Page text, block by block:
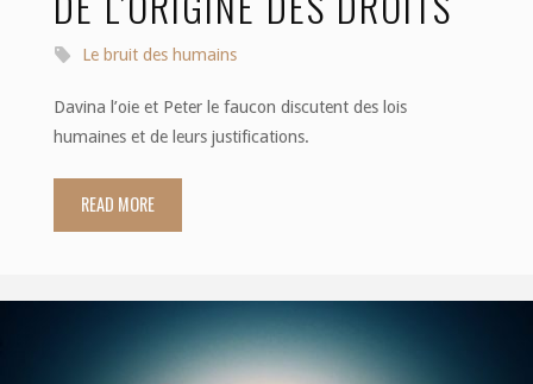
Le bruit des humains
Davina l’oie et Peter le faucon discutent des lois
humaines et de leurs justifications.
READ MORE"Dialogue
20: